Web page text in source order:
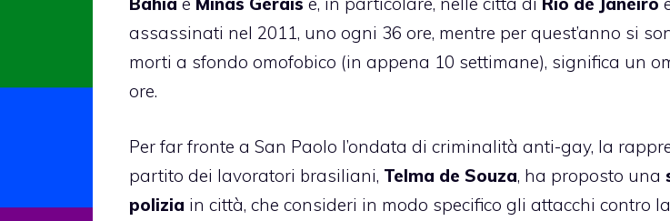
assassinati nel 2011, uno ogni 36 ore, mentre per quest’anno si
morti a sfondo omofobico (in appena 10 settimane), significa un
ore.
Per far fronte a San Paolo l’ondata di criminalità anti-gay, la
partito dei lavoratori brasiliani, Telma de Souza, ha proposto una
polizia in città, che consideri in modo specifico gli attacchi contro